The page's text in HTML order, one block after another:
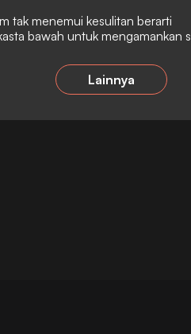
tak menemui kesulitan berarti
bawah untuk mengamankan
Lainnya